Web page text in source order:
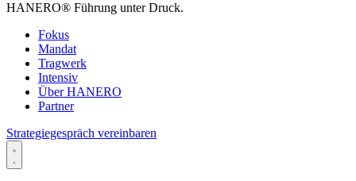
HANERO® Führung unter Druck.
Fokus
Mandat
Tragwerk
Intensiv
Über HANERO
Partner
Strategiegespräch vereinbaren